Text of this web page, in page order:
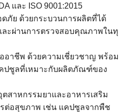
และ ISO 9001:2015
ย ด้วยกระบวนการผลิตที่ได้
ละผ่านการตรวจสอบคุณภาพในทุ
อาชีพ ด้วยความเชี่ยวชาญ พร้อม
ปซูลที่เหมาะกับผลิตภัณฑ์ของ
สาหกรรมยาและอาหารเสริม
ต่อสุขภาพ เช่น แคปซูลจากพืช